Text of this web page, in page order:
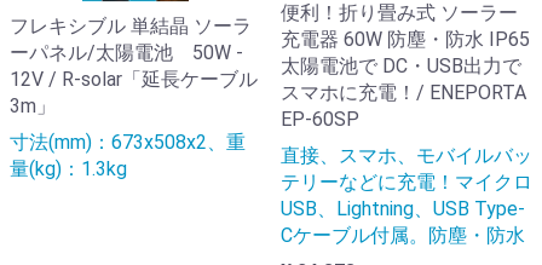
フレキシブル 単結晶 ソーラ
ーパネル/太陽電池 50W -
12V / R-solar「延長ケーブル
3m」
寸法(mm)：673x508x2、重
量(kg)：1.3kg
便利！折り畳み式 ソーラー
充電器 60W 防塵・防水 IP65
太陽電池で DC・USB出力で
スマホに充電！/ ENEPORTA
EP-60SP
直接、スマホ、モバイルバッ
テリーなどに充電！マイクロ
USB、Lightning、USB Type-
Cケーブル付属。防塵・防水